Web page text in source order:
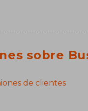
sobre
de clientes